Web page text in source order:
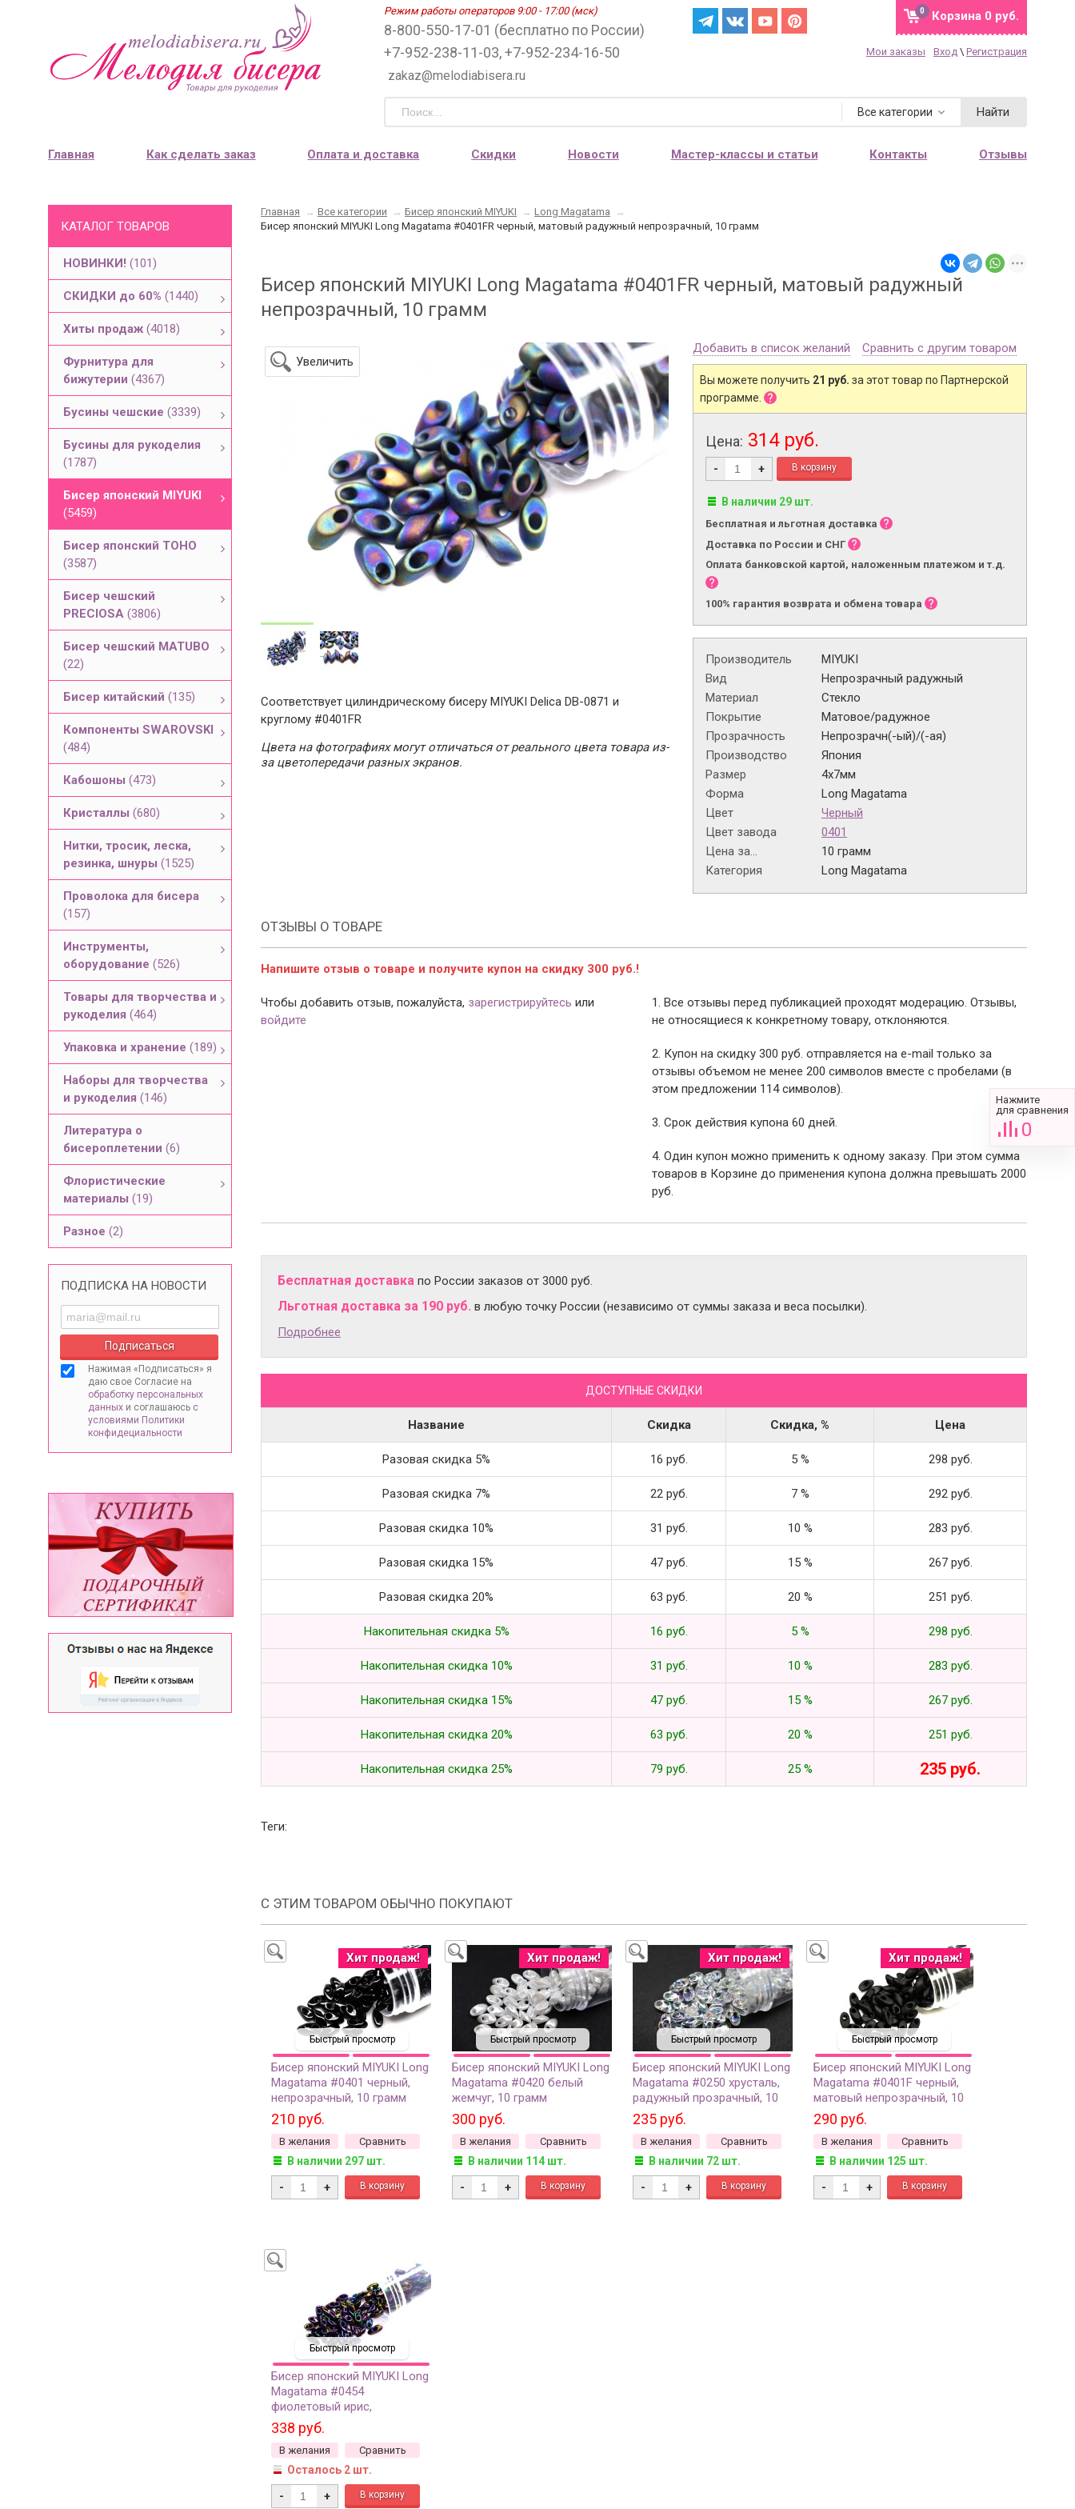
Режим работы операторов 9:00 - 17:00 (мск)
8-800-550-17-01 (бесплатно по России)
+7-952-238-11-03, +7-952-234-16-50
zakaz@melodiabisera.ru
Корзина 0 руб.
0
Мои заказы Вход \ Регистрация
Все категории Найти
Главная Как сделать заказ Оплата и доставка Скидки Новости Мастер-классы и статьи Контакты Отзывы
КАТАЛОГ ТОВАРОВ
НОВИНКИ! (101)
СКИДКИ до 60% (1440)
Хиты продаж (4018)
Фурнитура для
бижутерии (4367)
Бусины чешские (3339)
Бусины для рукоделия
(1787)
Бисер японский MIYUKI
(5459)
Бисер японский TOHO
(3587)
Бисер чешский
PRECIOSA (3806)
Бисер чешский MATUBO
(22)
Бисер китайский (135)
Компоненты SWAROVSKI
(484)
Кабошоны (473)
Кристаллы (680)
Нитки, тросик, леска,
резинка, шнуры (1525)
Проволока для бисера
(157)
Инструменты,
оборудование (526)
Товары для творчества и
рукоделия (464)
Упаковка и хранение (189)
Наборы для творчества
и рукоделия (146)
Литература о
бисероплетении (6)
Флористические
материалы (19)
Разное (2)
ПОДПИСКА НА НОВОСТИ
Нажимая «Подписаться» я
даю свое Согласие на
обработку персональных
данных и соглашаюсь с
условиями Политики
конфидециальности
Главная → Все категории → Бисер японский MIYUKI → Long Magatama
→
Бисер японский MIYUKI Long Magatama #0401FR черный, матовый радужный непрозрачный, 10 грамм
Бисер японский MIYUKI Long Magatama #0401FR черный, матовый радужный
непрозрачный, 10 грамм
Увеличить
Соответствует цилиндрическому бисеру MIYUKI Delica DB-0871 и
круглому #0401FR
Цвета на фотографиях могут отличаться от реального цвета товара из-
за цветопередачи разных экранов.
Добавить в список желаний Сравнить с другим товаром
Вы можете получить 21 руб. за этот товар по Партнерской
программе.
Цена: 314 руб.
- +
В наличии 29 шт.
Бесплатная и льготная доставка
Доставка по России и СНГ
Оплата банковской картой, наложенным платежом и т.д.
100% гарантия возврата и обмена товара
Производитель
MIYUKI
Вид
Непрозрачный радужный
Материал
Стекло
Покрытие
Матовое/радужное
Прозрачность
Непрозрачн(-ый)/(-ая)
Производство
Япония
Размер
4х7мм
Форма
Long Magatama
Цвет
Черный
Цвет завода
0401
Цена за...
10 грамм
Категория
Long Magatama
ОТЗЫВЫ О ТОВАРЕ
Напишите отзыв о товаре и получите купон на скидку 300 руб.!
Чтобы добавить отзыв, пожалуйста, зарегистрируйтесь или
войдите
1. Все отзывы перед публикацией проходят модерацию. Отзывы,
не относящиеся к конкретному товару, отклоняются.
2. Купон на скидку 300 руб. отправляется на e-mail только за
отзывы объемом не менее 200 символов вместе с пробелами (в
этом предложении 114 символов).
3. Срок действия купона 60 дней.
4. Один купон можно применить к одному заказу. При этом сумма
товаров в Корзине до применения купона должна превышать 2000
руб.
Бесплатная доставка по России заказов от 3000 руб.
Льготная доставка за 190 руб. в любую точку России (независимо от суммы заказа и веса посылки).
Подробнее
ДОСТУПНЫЕ СКИДКИ
Название Скидка Скидка, % Цена
Разовая скидка 5% 16 руб. 5 % 298 руб.
Разовая скидка 7% 22 руб. 7 % 292 руб.
Разовая скидка 10% 31 руб. 10 % 283 руб.
Разовая скидка 15% 47 руб. 15 % 267 руб.
Разовая скидка 20% 63 руб. 20 % 251 руб.
Накопительная скидка 5% 16 руб. 5 % 298 руб.
Накопительная скидка 10% 31 руб. 10 % 283 руб.
Накопительная скидка 15% 47 руб. 15 % 267 руб.
Накопительная скидка 20% 63 руб. 20 % 251 руб.
Накопительная скидка 25% 79 руб. 25 % 235 руб.
Теги:
С ЭТИМ ТОВАРОМ ОБЫЧНО ПОКУПАЮТ
Быстрый просмотр
Хит продаж!
Бисер японский MIYUKI Long
Magatama #0401 черный,
непрозрачный, 10 грамм
210 руб.
В желания Сравнить
В наличии 297 шт.
- +
Быстрый просмотр
Хит продаж!
Бисер японский MIYUKI Long
Magatama #0420 белый
жемчуг, 10 грамм
300 руб.
В желания Сравнить
В наличии 114 шт.
- +
Быстрый просмотр
Хит продаж!
Бисер японский MIYUKI Long
Magatama #0250 хрусталь,
радужный прозрачный, 10
грамм
235 руб.
В желания Сравнить
В наличии 72 шт.
- +
Быстрый просмотр
Хит продаж!
Бисер японский MIYUKI Long
Magatama #0401F черный,
матовый непрозрачный, 10
грамм
290 руб.
В желания Сравнить
В наличии 125 шт.
- +
Быстрый просмотр
Бисер японский MIYUKI Long
Magatama #0454
фиолетовый ирис,
металлизированный, 10
грамм
338 руб.
В желания Сравнить
Осталось 2 шт.
- +
Нажмите
для сравнения
0